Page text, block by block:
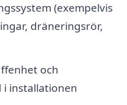
(exempelvis
dräneringsrör,
och
installationen